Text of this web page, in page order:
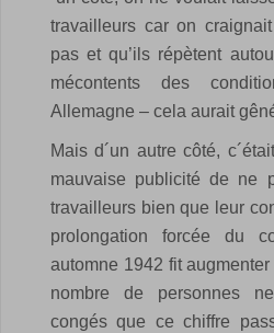
travailleurs car on
pas et qu’ils répètent
mécontents des
Allemagne – cela aurait
Mais d´un autre côté,
mauvaise publicité de ne
travailleurs bien que leur
prolongation forcée du
automne 1942 fit
nombre de personnes
congés que ce chiffre